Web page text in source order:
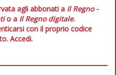
agli abbonati a Il Regno -
o a Il Regno digitale.
con il proprio codice
Accedi.